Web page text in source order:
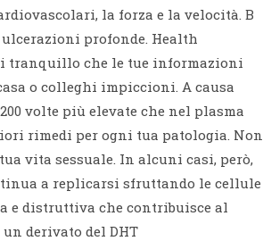
la forza e la velocità. B
profonde. Health
tranquillo che le tue informazioni
o colleghi impiccioni. A causa
volte più elevate che nel plasma
rimedi per ogni tua patologia. Non
vita sessuale. In alcuni casi, però,
a replicarsi sfruttando le cellule
e distruttiva che contribuisce al
derivato del DHT